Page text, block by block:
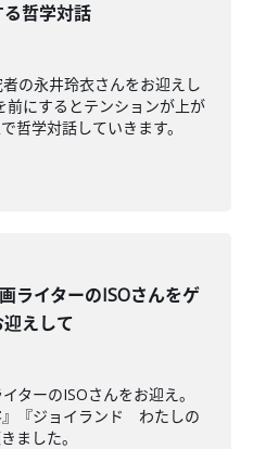
哲学対話
の永井玲衣さんをお迎えし
前にするとテンションが上が
哲学対話していきます。
ライターのISOさんをゲ
えして
ターのISOさんをお迎え。
』『ジョイランド わたしの
ました。